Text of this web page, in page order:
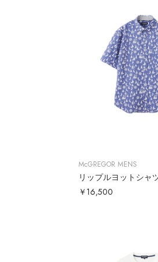
McGREGOR MENS
リップルヨットシャ
￥16,500